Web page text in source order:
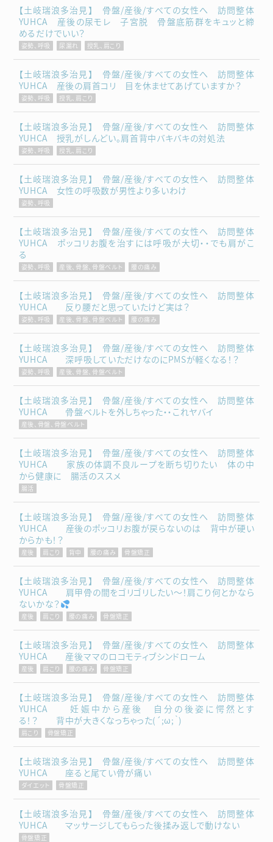
【土岐瑞浪多治見】 骨盤/産後/すべての女性へ 訪問整体
YUHCA 産後の尿モレ 子宮脱 骨盤底筋群をキュッと締
めるだけでいい？
姿勢、呼吸 尿漏れ 授乳、肩こり
【土岐瑞浪多治見】 骨盤/産後/すべての女性へ 訪問整体
YUHCA 産後の肩首コリ 目を休ませてあげていますか？
姿勢、呼吸 授乳、肩こり
【土岐瑞浪多治見】 骨盤/産後/すべての女性へ 訪問整体
YUHCA 授乳がしんどい。肩首背中バキバキの対処法
姿勢、呼吸 授乳、肩こり
【土岐瑞浪多治見】 骨盤/産後/すべての女性へ 訪問整体
YUHCA 女性の呼吸数が男性より多いわけ
姿勢、呼吸
【土岐瑞浪多治見】 骨盤/産後/すべての女性へ 訪問整体
YUHCA ポッコリお腹を治すには呼吸が大切・・でも肩がこ
る
姿勢、呼吸 産後、骨盤、骨盤ベルト 腰の痛み
【土岐瑞浪多治見】 骨盤/産後/すべての女性へ 訪問整体
YUHCA 反り腰だと思っていたけど実は？
姿勢、呼吸 産後、骨盤、骨盤ベルト 腰の痛み
【土岐瑞浪多治見】 骨盤/産後/すべての女性へ 訪問整体
YUHCA 深呼吸していただけなのにPMSが軽くなる！？
姿勢、呼吸 産後、骨盤、骨盤ベルト
【土岐瑞浪多治見】 骨盤/産後/すべての女性へ 訪問整体
YUHCA 骨盤ベルトを外しちゃった・・これヤバイ
産後、骨盤、骨盤ベルト
【土岐瑞浪多治見】 骨盤/産後/すべての女性へ 訪問整体
YUHCA 家族の体調不良ループを断ち切りたい 体の中
から健康に 腸活のススメ
腸活
【土岐瑞浪多治見】 骨盤/産後/すべての女性へ 訪問整体
YUHCA 産後のポッコリお腹が戻らないのは 背中が硬い
からかも！？
産後 肩こり 背中 腰の痛み 骨盤矯正
【土岐瑞浪多治見】 骨盤/産後/すべての女性へ 訪問整体
YUHCA 肩甲骨の間をゴリゴリしたい～！肩こり何とかなら
ないかな？
産後 肩こり 腰の痛み 骨盤矯正
【土岐瑞浪多治見】 骨盤/産後/すべての女性へ 訪問整体
YUHCA 産後ママのロコモティブシンドローム
産後 肩こり 腰の痛み 骨盤矯正
【土岐瑞浪多治見】 骨盤/産後/すべての女性へ 訪問整体
YUHCA 妊娠中から産後 自分の後姿に愕然とす
る！？ 背中が大きくなっちゃった(´;ω;｀)
肩こり 骨盤矯正
【土岐瑞浪多治見】 骨盤/産後/すべての女性へ 訪問整体
YUHCA 座ると尾てい骨が痛い
ダイエット 骨盤矯正
【土岐瑞浪多治見】 骨盤/産後/すべての女性へ 訪問整体
YUHCA マッサージしてもらった後揉み返しで動けない
骨盤矯正